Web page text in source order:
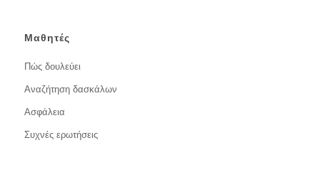
Μαθητές
Πώς δουλεύει
Αναζήτηση δασκάλων
Ασφάλεια
Συχνές ερωτήσεις